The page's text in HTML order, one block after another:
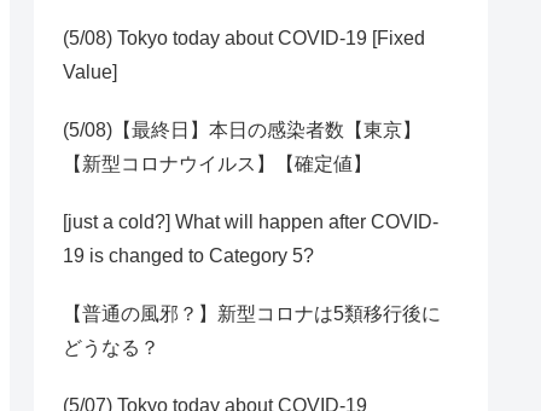
(5/08) Tokyo today about COVID-19 [Fixed
Value]
(5/08)【最終日】本日の感染者数【東京】
【新型コロナウイルス】【確定値】
[just a cold?] What will happen after COVID-
19 is changed to Category 5?
【普通の風邪？】新型コロナは5類移行後に
どうなる？
(5/07) Tokyo today about COVID-19